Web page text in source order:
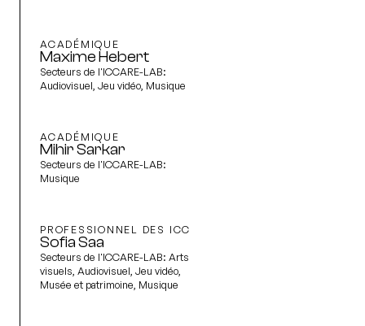
ACADÉMIQUE
Maxime Hebert
Secteurs de l'ICCARE-LAB:
Audiovisuel, Jeu vidéo, Musique
ACADÉMIQUE
Mihir Sarkar
Secteurs de l'ICCARE-LAB:
Musique
PROFESSIONNEL DES ICC
Sofia Saa
Secteurs de l'ICCARE-LAB: Arts
visuels, Audiovisuel, Jeu vidéo,
Musée et patrimoine, Musique